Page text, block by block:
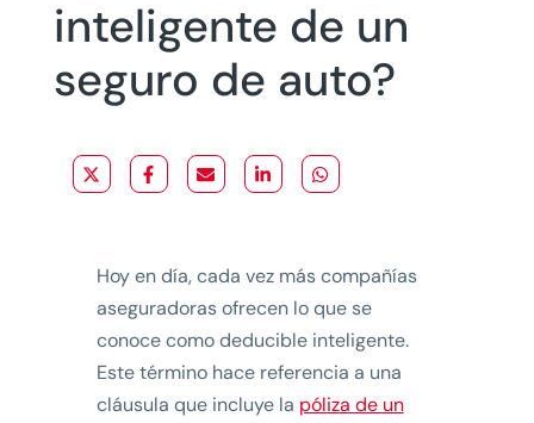
inteligente de un
seguro de auto?
Hoy en día, cada vez más compañías
aseguradoras ofrecen lo que se
conoce como deducible inteligente.
Este término hace referencia a una
cláusula que incluye la póliza de un